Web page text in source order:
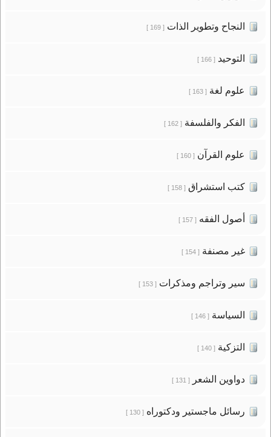
النجاح وتطوير الذات[ 169 ]
التوحيد[ 166 ]
علوم لغة[ 163 ]
الفكر والفلسفة[ 162 ]
علوم القرآن[ 160 ]
كتب استشراق[ 158 ]
أصول الفقه[ 157 ]
غير مصنفة[ 154 ]
سير وتراجم ومذكرات[ 153 ]
السياسة[ 146 ]
التزكية[ 140 ]
دواوين الشعر[ 131 ]
رسائل ماجستير ودكتوراه[ 130 ]